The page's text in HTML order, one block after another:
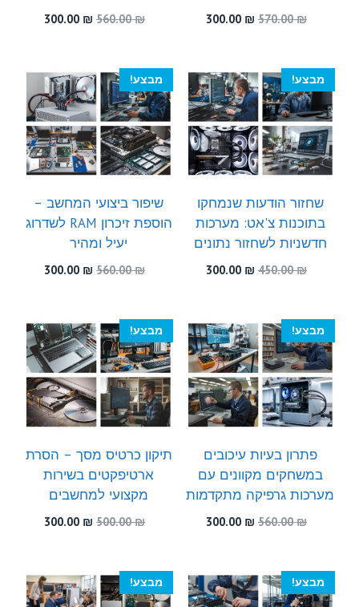
570.00₪
המחיר
570.00 ₪.
300.00 ₪
300.00 ₪.
560.00₪
המחיר
560.00 ₪.
300.00 ₪
המחיר
300.00 ₪.
מבצע!
שחזור הודעות שנמחקו
בתוכנות צ'אט: מערכות
חדשניות לשחזור נתונים
450.00₪
המחיר
450.00 ₪.
300.00 ₪
300.00 ₪.
מבצע!
שיפור ביצועי המחשב –
הוספת זיכרון RAM לשדרוג
יעיל ומהיר
560.00₪
המחיר
560.00 ₪.
300.00 ₪
המחיר
300.00 ₪.
מבצע!
פתרון בעיות עיכובים
במשחקים מקוונים עם
מערכות גרפיקה מתקדמות
560.00₪
המחיר
560.00 ₪.
300.00 ₪
300.00 ₪.
מבצע!
תיקון כרטיס מסך – הסרת
ארטיפקטים בשירות
מקצועי למחשבים
500.00₪
המחיר
500.00 ₪.
300.00 ₪
המחיר
300.00 ₪.
מבצע! מבצע!